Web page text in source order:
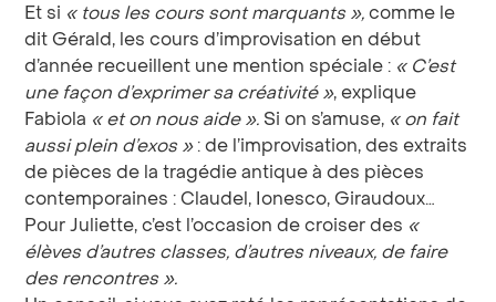
Et si « tous les cours sont marquants », comme le
dit Gérald, les cours d’improvisation en début
d’année recueillent une mention spéciale : « C’est
une façon d’exprimer sa créativité », explique
Fabiola « et on nous aide ». Si on s’amuse, « on fait
aussi plein d’exos »: de l’improvisation, des extraits
de pièces de la tragédie antique à des pièces
contemporaines : Claudel, Ionesco, Giraudoux…
Pour Juliette, c’est l’occasion de croiser des «
élèves d’autres classes, d’autres niveaux, de faire
des rencontres ».